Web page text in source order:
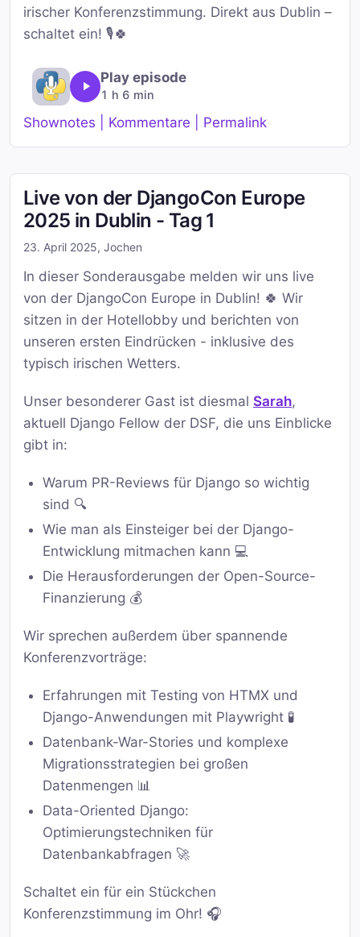
irischer Konferenzstimmung. Direkt aus Dublin –
schaltet ein! 🎙️🍀
Play episode
1 h 6 min
Shownotes | Kommentare | Permalink
Live von der DjangoCon Europe
2025 in Dublin - Tag 1
23. April 2025, Jochen
In dieser Sonderausgabe melden wir uns live
von der DjangoCon Europe in Dublin! 🍀 Wir
sitzen in der Hotellobby und berichten von
unseren ersten Eindrücken - inklusive des
typisch irischen Wetters.
Unser besonderer Gast ist diesmal Sarah,
aktuell Django Fellow der DSF, die uns Einblicke
gibt in:
Warum PR-Reviews für Django so wichtig
sind 🔍
Wie man als Einsteiger bei der Django-
Entwicklung mitmachen kann 💻
Die Herausforderungen der Open-Source-
Finanzierung 💰
Wir sprechen außerdem über spannende
Konferenzvorträge:
Erfahrungen mit Testing von HTMX und
Django-Anwendungen mit Playwright 🧪
Datenbank-War-Stories und komplexe
Migrationsstrategien bei großen
Datenmengen 📊
Data-Oriented Django:
Optimierungstechniken für
Datenbankabfragen 🚀
Schaltet ein für ein Stückchen
Konferenzstimmung im Ohr! 🎧